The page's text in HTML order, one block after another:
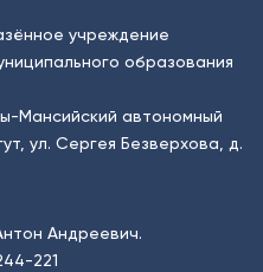
учреждение
образования
Мансийский автономный
ул. Сергея Безверхова, д.
Андреевич.
221